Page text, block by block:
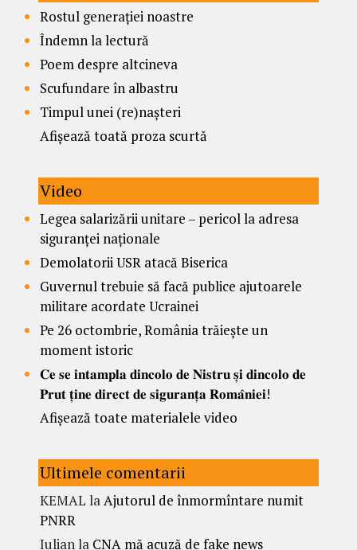
Rostul generației noastre
Îndemn la lectură
Poem despre altcineva
Scufundare în albastru
Timpul unei (re)nașteri
Afișează toată proza scurtă
Video
Legea salarizării unitare – pericol la adresa
siguranței naționale
Demolatorii USR atacă Biserica
Guvernul trebuie să facă publice ajutoarele
militare acordate Ucrainei
Pe 26 octombrie, România trăiește un
moment istoric
𝐂𝐞 𝐬𝐞 𝐢𝐧𝐭𝐚𝐦𝐩𝐥𝐚 𝐝𝐢𝐧𝐜𝐨𝐥𝐨 𝐝𝐞 𝐍𝐢𝐬𝐭𝐫𝐮 𝐬̦𝐢 𝐝𝐢𝐧𝐜𝐨𝐥𝐨 𝐝𝐞
𝐏𝐫𝐮𝐭 𝐭̦𝐢𝐧𝐞 𝐝𝐢𝐫𝐞𝐜𝐭 𝐝𝐞 𝐬𝐢𝐠𝐮𝐫𝐚𝐧𝐭̦𝐚 𝐑𝐨𝐦𝐚̂𝐧𝐢𝐞𝐢!
Afișează toate materialele video
Ultimele comentarii
KEMAL laAjutorul de înmormîntare numit
PNRR
Iulianla CNA mă acuză de fake news